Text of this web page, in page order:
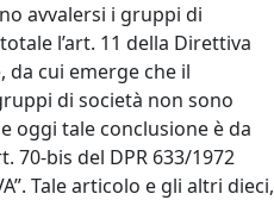
avvalersi i gruppi di
l’art. 11 della Direttiva
cui emerge che il
di società non sono
oggi tale conclusione è da
70-bis del DPR 633/1972
Tale articolo e gli altri dieci,